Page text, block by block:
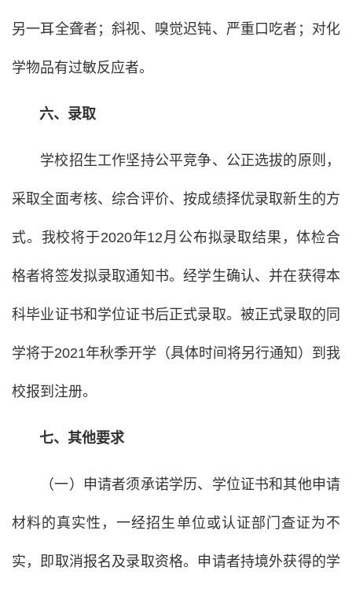
另一耳全聋者；斜视、嗅觉迟钝、严重口吃者；对化
学物品有过敏反应者。
六、录取
学校招生工作坚持公平竞争、公正选拔的原则，
采取全面考核、综合评价、按成绩择优录取新生的方
式。我校将于2020年12月公布拟录取结果，体检合
格者将签发拟录取通知书。经学生确认、并在获得本
科毕业证书和学位证书后正式录取。被正式录取的同
学将于2021年秋季开学（具体时间将另行通知）到我
校报到注册。
七、其他要求
（一）申请者须承诺学历、学位证书和其他申请
材料的真实性，一经招生单位或认证部门查证为不
实，即取消报名及录取资格。申请者持境外获得的学